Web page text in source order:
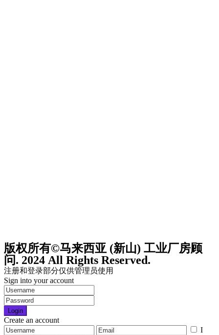
版权所有©马来西亚 (新山) 工业厂房顾
问. 2024 All Rights Reserved.
注册和登录部分仅供管理员使用
Sign into your account
Login
Create an account
I